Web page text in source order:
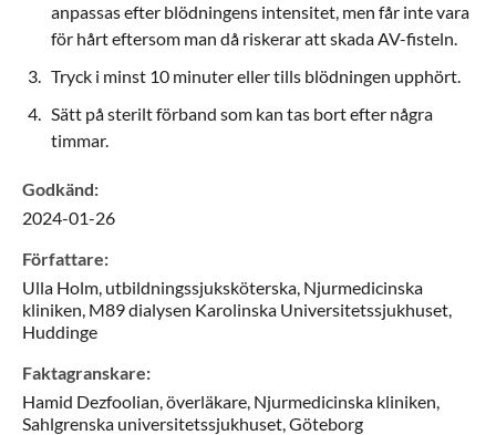
anpassas efter blödningens intensitet, men får inte vara
för hårt eftersom man då riskerar att skada AV-fisteln.
Tryck i minst 10 minuter eller tills blödningen upphört.
Sätt på sterilt förband som kan tas bort efter några
timmar.
Godkänd:
2024-01-26
Författare:
Ulla Holm, utbildningssjuksköterska, Njurmedicinska
kliniken, M89 dialysen Karolinska Universitetssjukhuset,
Huddinge
Faktagranskare:
Hamid Dezfoolian,överläkare, Njurmedicinska kliniken,
Sahlgrenska universitetssjukhuset,Göteborg